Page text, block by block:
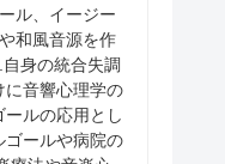
ル、イージー
和風音源を作
身の統合失調
に音響心理学の
ルの応用とし
ゴールや病院の